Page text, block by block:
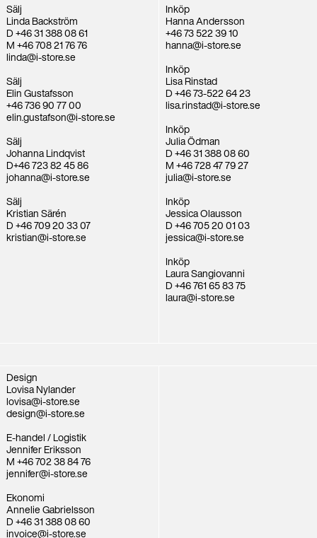
Sälj
Linda Backström
D +46 31 388 08 61
M +46 708 21 76 76
linda@i-store.se
Sälj
Elin Gustafsson
+46 736 90 77 00
elin.gustafson@i-store.se
Sälj
Johanna Lindqvist
D+46 723 82 45 86
johanna@i-store.se
Sälj
Kristian Särén
D +46 709 20 33 07
kristian@i-store.se
Inköp
Hanna Andersson
+46 73 522 39 10
hanna@i-store.se
Inköp
Lisa Rinstad
D +46 73-522 64 23
lisa.rinstad@i-store.se
Inköp
Julia Ödman
D +46 31 388 08 60
M +46 728 47 79 27
julia@i-store.se
Inköp
Jessica Olausson
D +46 705 20 01 03
jessica@i-store.se
Inköp
Laura Sangiovanni
D +46 761 65 83 75
laura@i-store.se
Design
Lovisa Nylander
lovisa@i-store.se
design@i-store.se
E-handel / Logistik
Jennifer Eriksson
M +46 702 38 84 76
jennifer@i-store.se
Ekonomi
Annelie Gabrielsson
D +46 31 388 08 60
invoice@i-store.se